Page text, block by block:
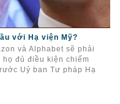
với Hạ viện Mỹ?
và Alphabet sẽ phải
đủ điều kiện chiếm
Uỷ ban Tư pháp Hạ